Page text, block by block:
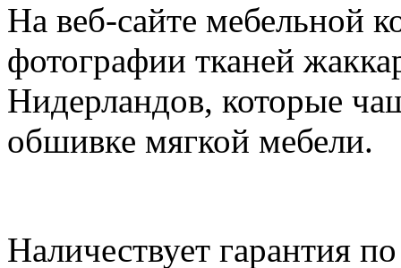
На веб-сайте мебельной
фотографии тканей
Нидерландов, которые
обшивке мягкой мебели.
Наличествует гарантия